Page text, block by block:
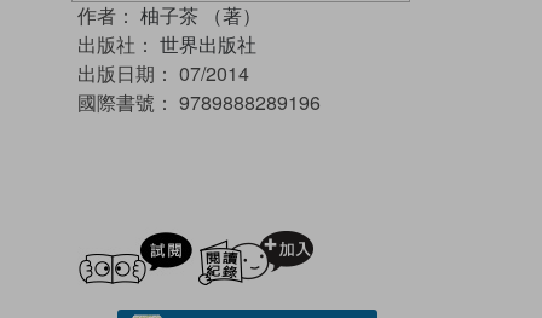
作者： 柚子茶 （著）
出版社： 世界出版社
出版日期： 07/2014
國際書號： 9789888289196
試閲